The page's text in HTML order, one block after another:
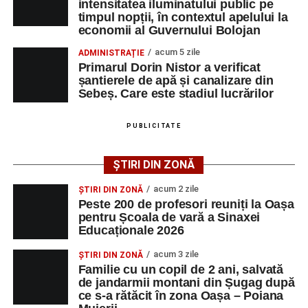
Duminică, 23 august 2026, Râpa Roșie găzduiește
cea de-a III-a ediție a concursului „CicloAventurier
de Sebeș”
Primul concert din cadrul String Symphonic Camp
2026 a adus emoție și aplauze la Sebeș
au venit la Sebeș și au susținut un recital apreciat de
tinerilor muzicieni și munca depusă în cadrul taberei, iar
spectatorii au răsplătit prestațiile cu aplauze îndelungate.
intensitatea iluminatului public pe
timpul nopții, în contextul apelului la
economii al Guvernului Bolojan
ADMINISTRAȚIE acum 5 zile
Primarul Dorin Nistor a verificat
șantierele de apă și canalizare din
Sebeș. Care este stadiul lucrărilor
PUBLICITATE
ȘTIRI DIN ZONĂ
ȘTIRI DIN ZONĂ acum 2 zile
Peste 200 de profesori reuniți la Oașa
pentru Școala de vară a Sinaxei
Educaționale 2026
ȘTIRI DIN ZONĂ acum 3 zile
Familie cu un copil de 2 ani, salvată
de jandarmii montani din Șugag după
ce s-a rătăcit în zona Oașa – Poiana